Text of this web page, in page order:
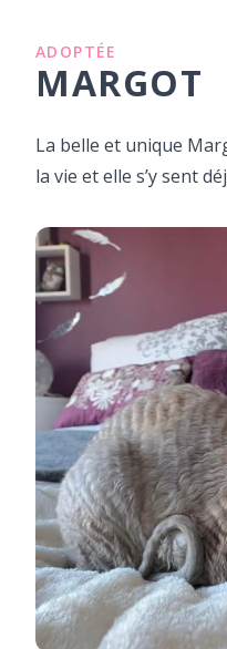
ADOPTÉE
MARGOT
La belle et unique
la vie et elle s’y sent